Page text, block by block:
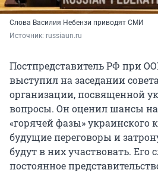
Слова Василия Небензи приводят СМИ
Источник: russiaun.ru
Постпредставитель РФ при
выступил на заседании
организации, посвященной
вопросы. Он оценил шансы на
«горячей фазы» украинского
будущие переговоры и
будут в них участвовать. Его
постоянное